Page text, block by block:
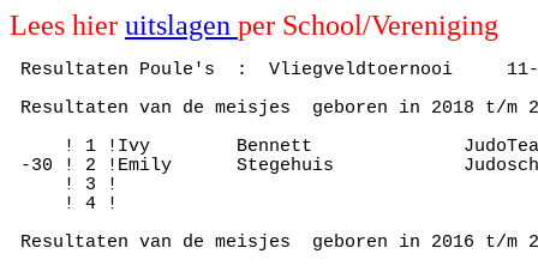
Lees hier uitslagen per School/Vereniging
Resultaten Poule's  :  Vliegveldtoernooi
Resultaten van de meisjes  geboren in 2018 t/
! 1 !Ivy        Bennett
-30 ! 2 !Emily      Stegehuis
     ! 3 !
     ! 4 !
Resultaten van de meisjes  geboren in 2016 t/